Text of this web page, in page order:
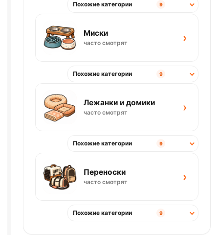
Похожие категории 9
Миски
часто смотрят ›
Похожие категории 9
Лежанки и домики
часто смотрят ›
Похожие категории 9
Переноски
часто смотрят ›
Похожие категории 9